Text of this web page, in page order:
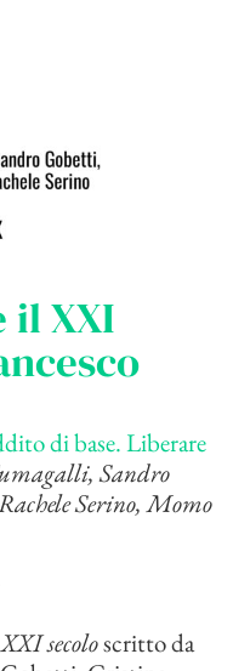
il XXI
di base. Liberare
Sandro
Serino, Momo
secoloscritto da